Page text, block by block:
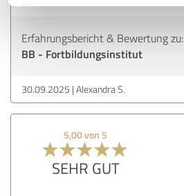
Erfahrungsbericht & Bewertung zu:
BB - Fortbildungsinstitut
30.09.2025 Alexandra S.
5,00 von 5
SEHR GUT